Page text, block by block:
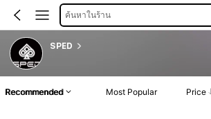
ค้นหาในร้าน
SPED
Recommended Most Popular Price